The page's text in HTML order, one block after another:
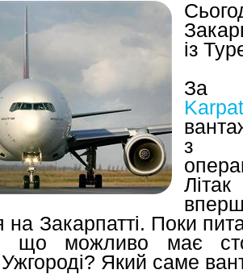
із
За
з
Закарпатті. Поки
що можливо має
Який саме